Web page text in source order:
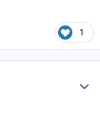
1